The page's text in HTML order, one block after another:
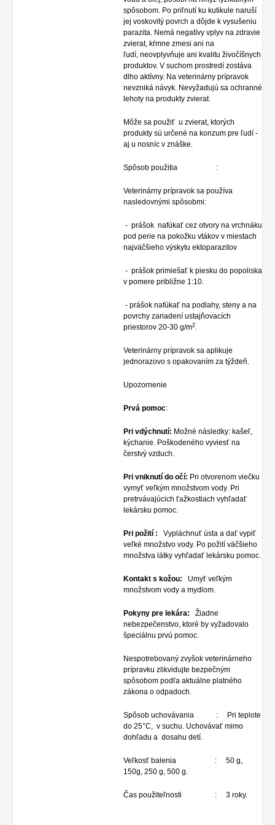
spôsobom. Po priľnutí ku kutikule naruší
jej voskovitý povrch a dôjde k vysušeniu
parazita. Nemá negatívy vplyv na zdravie
zvierat, kŕmne zmesi ani na
ľudí, neovplyvňuje ani kvalitu živočíšnych
produktov. V suchom prostredí zostáva
dlho aktívny. Na veterinárny prípravok
nevzniká návyk. Nevyžadujú sa ochranné
lehoty na produkty zvierat.
Môže sa použiť u zvierat, ktorých
produkty sú určené na konzum pre ľudí -
aj u nosníc v znáške.
Spôsob použitia :
Veterinárny prípravok sa používa
nasledovnými spôsobmi:
- prášok nafúkať cez otvory na vrchnáku
pod perie na pokožku vtákov v miestach
najväčšieho výskytu ektoparazitov
- prášok primiešať k piesku do popoliska
v pomere približne 1:10.
- prášok nafúkať na podlahy, steny a na
povrchy zariadení ustajňovacích
priestorov 20-30 g/m2.
Veterinárny prípravok sa aplikuje
jednorazovo s opakovaním za týždeň.
Upozornenie
Prvá pomoc:
Pri vdýchnutí: Možné následky: kašeľ,
kýchanie. Poškodeného vyviesť na
čerstvý vzduch.
Pri vniknutí do očí: Pri otvorenom viečku
vymyť veľkým množstvom vody. Pri
pretrvávajúcich ťažkostiach vyhľadať
lekársku pomoc.
Pri požití : Vypláchnuť ústa a dať vypiť
veľké množstvo vody. Po požití väčšieho
množstva látky vyhľadať lekársku pomoc.
Kontakt s kožou:
Umyť veľkým
množstvom vody a mydlom.
Pokyny pre lekára: Žiadne
nebezpečenstvo, ktoré by vyžadovalo
špeciálnu prvú pomoc.
Nespotrebovaný zvyšok veterinárneho
prípravku zlikvidujte bezpečným
spôsobom podľa aktuálne platného
zákona o odpadoch.
Spôsob uchovávania : Pri teplote
do 25°C, v suchu. Uchovávať mimo
dohľadu a dosahu detí.
Veľkosť balenia : 50 g,
150g, 250 g, 500 g.
Čas použiteľnosti : 3 roky.